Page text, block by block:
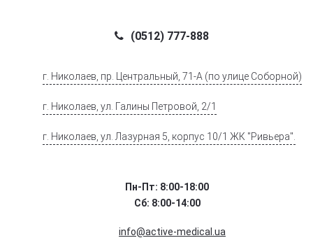
(0512) 777-888
г. Николаев, пр. Центральный, 71-А (по улице Соборной)
г. Николаев, ул. Галины Петровой, 2/1
г. Николаев, ул. Лазурная 5, корпус 10/1 ЖК "Ривьера".
Пн-Пт: 8:00-18:00
Сб: 8:00-14:00
info@active-medical.ua